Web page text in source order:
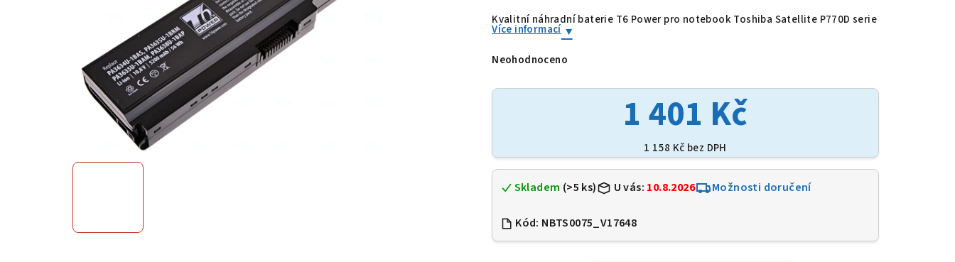
Baterie T6 Power pro Toshiba Satellite
Kvalitní náhradní baterie T6 Power pro notebook Toshiba Satellite P770D serie
Více informací
Průměrné
produktu
je
Neohodnoceno
1 401 Kč
1 158 Kč bez DPH
Skladem (>5 ks) U vás: 10.8.2026 Možnosti doručení
Kód: NBTS0075_V17648